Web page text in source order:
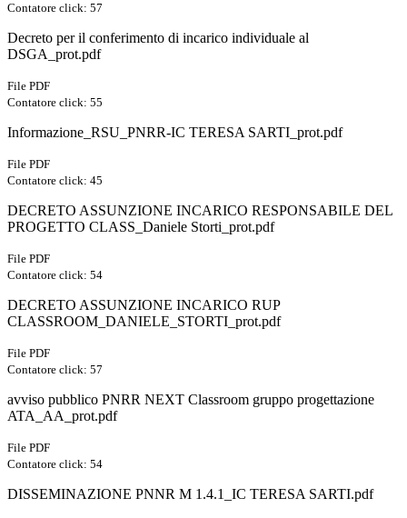
Contatore click: 57
Decreto per il conferimento di incarico individuale al
DSGA_prot.pdf
File PDF
Contatore click: 55
Informazione_RSU_PNRR-IC TERESA SARTI_prot.pdf
File PDF
Contatore click: 45
DECRETO ASSUNZIONE INCARICO RESPONSABILE DEL
PROGETTO CLASS_Daniele Storti_prot.pdf
File PDF
Contatore click: 54
DECRETO ASSUNZIONE INCARICO RUP
CLASSROOM_DANIELE_STORTI_prot.pdf
File PDF
Contatore click: 57
avviso pubblico PNRR NEXT Classroom gruppo progettazione
ATA_AA_prot.pdf
File PDF
Contatore click: 54
DISSEMINAZIONE PNNR M 1.4.1_IC TERESA SARTI.pdf